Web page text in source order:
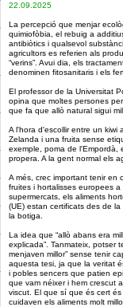
22.09.2025
La percepció que menjar
quimiofòbia, el rebuig a
antibiòtics i qualsevol
agricultors es referien als
“verins”. Avui dia, els
denominen fitosanitaris i els
El professor de la Universitat
opina que moltes persones
que fa que allò natural sigui
A l'hora d'escollir entre un kiwi
Zelanda i una fruita sense
exemple, poma de l'Empordà,
propera. A la gent normal els
A més, crec important tenir en
fruites i hortalisses europees
supermercats, els aliments
(UE) estan certificats des de
la botiga.
La idea que “allò abans era
explicada”. Tanmateix, potser
menjaven millor” sense tenir
aquesta tesi, ja que la veritat
i pobles sencers que patien
que vam néixer i hem crescut
viscut. El que sí que és cert
cuidaven els aliments molt